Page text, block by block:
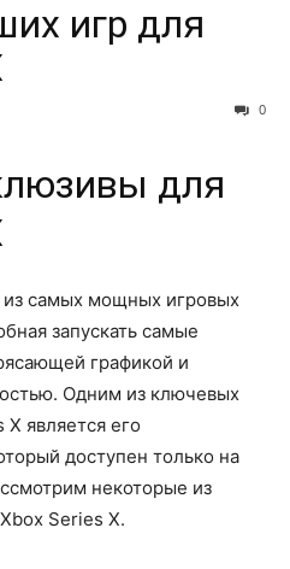
игр для
0
для
самых мощных игровых
запускать самые
графикой и
Одним из ключевых
является его
доступен только на
некоторые из
Series X.